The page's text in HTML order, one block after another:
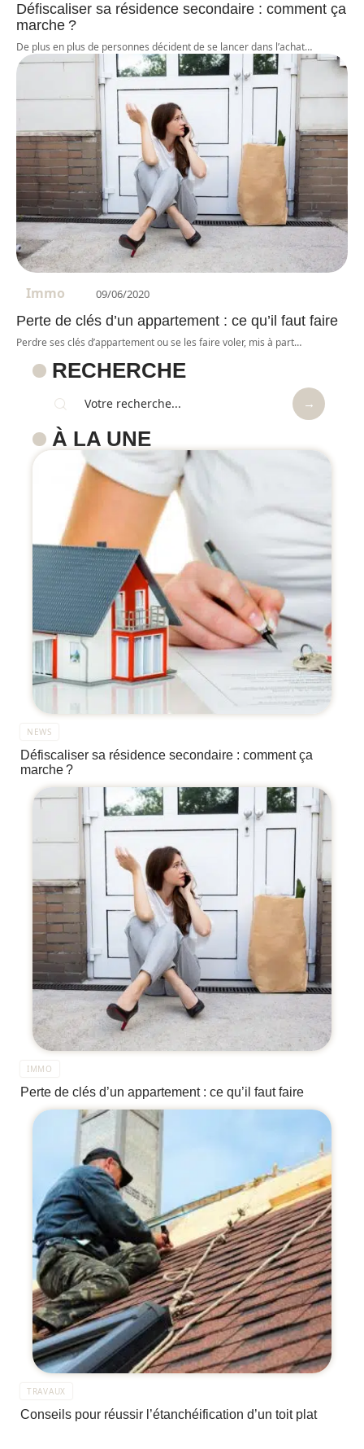
Défiscaliser sa résidence secondaire : comment ça
marche ?
De plus en plus de personnes décident de se lancer dans l’achat…
Immo 09/06/2020
Perte de clés d’un appartement : ce qu’il faut faire
Perdre ses clés d’appartement ou se les faire voler, mis à part…
RECHERCHE
À LA UNE
NEWS
Défiscaliser sa résidence secondaire : comment ça
marche ?
IMMO
Perte de clés d’un appartement : ce qu’il faut faire
TRAVAUX
Conseils pour réussir l’étanchéification d’un toit plat